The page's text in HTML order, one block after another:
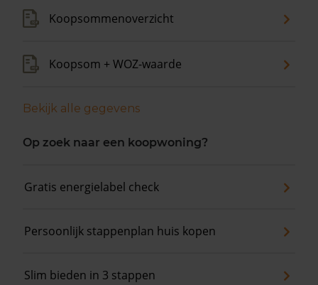
Koopsommenoverzicht
Koopsom + WOZ-waarde
Bekijk alle gegevens
Op zoek naar een koopwoning?
Gratis energielabel check
Persoonlijk stappenplan huis kopen
Slim bieden in 3 stappen